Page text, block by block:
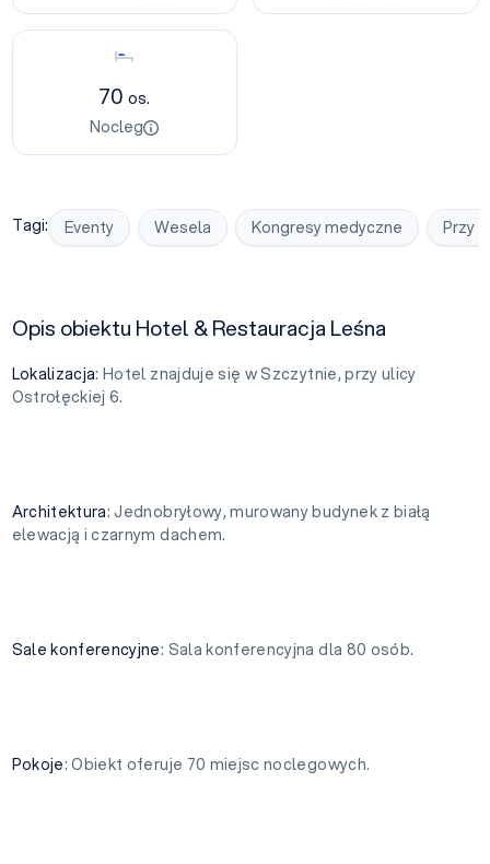
Nocleg
70os.
Nocleg
Tagi: Eventy Wesela Kongresy medyczne Przy
Opis obiektu Hotel & Restauracja Leśna
Lokalizacja: Hotel znajduje się w Szczytnie, przy ulicy
Ostrołęckiej 6.
Architektura: Jednobryłowy, murowany budynek z białą
elewacją i czarnym dachem.
Sale konferencyjne: Sala konferencyjna dla 80 osób.
Pokoje: Obiekt oferuje 70 miejsc noclegowych.